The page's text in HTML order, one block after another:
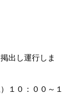
出し運行しま
０：００～１